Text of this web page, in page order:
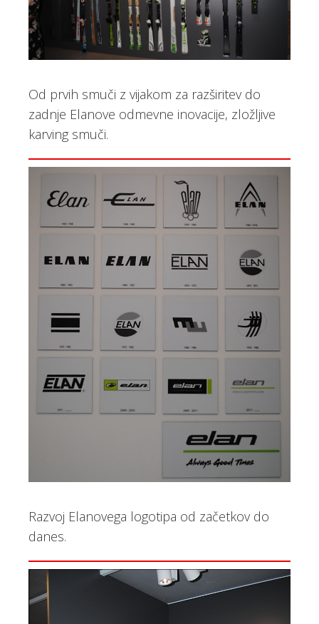
Od prvih smuči z vijakom za razširitev do
zadnje Elanove odmevne inovacije, zložljive
karving smuči.
Razvoj Elanovega logotipa od začetkov do
danes.